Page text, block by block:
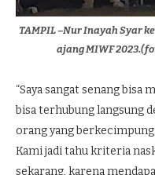
TAMPIL –Nur Inayah Syar
ajang MIWF
“Saya sangat senang
bisa terhubung langsung
orang yang
Kami jadi tahu kriteria
sekarang, karena